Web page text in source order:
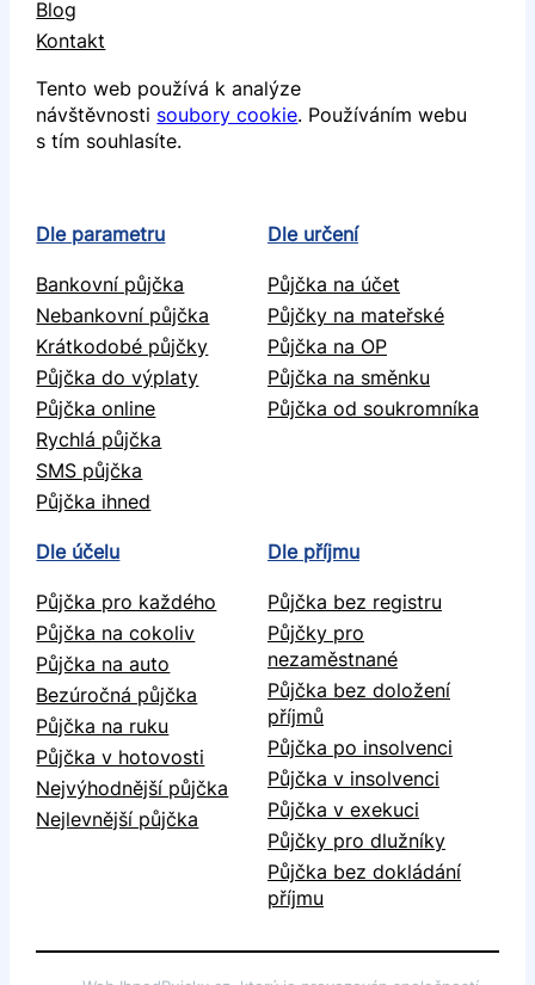
Blog
Kontakt
Tento web používá k analýze
návštěvnosti soubory cookie. Používáním webu
s tím souhlasíte.
Dle parametru
Bankovní půjčka
Nebankovní půjčka
Krátkodobé půjčky
Půjčka do výplaty
Půjčka online
Rychlá půjčka
SMS půjčka
Půjčka ihned
Dle určení
Půjčka na účet
Půjčky na mateřské
Půjčka na OP
Půjčka na směnku
Půjčka od soukromníka
Dle účelu
Půjčka pro každého
Půjčka na cokoliv
Půjčka na auto
Bezúročná půjčka
Půjčka na ruku
Půjčka v hotovosti
Nejvýhodnější půjčka
Nejlevnější půjčka
Dle příjmu
Půjčka bez registru
Půjčky pro
nezaměstnané
Půjčka bez doložení
příjmů
Půjčka po insolvenci
Půjčka v insolvenci
Půjčka v exekuci
Půjčky pro dlužníky
Půjčka bez dokládání
příjmu